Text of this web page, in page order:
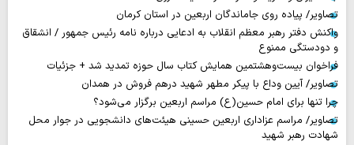
تصاویر/ پیاده روی جاماندگان اربعین در استان کرمان
واکنش دفتر رهبر معظم انقلاب به ادعایی درباره نامه رئیس جمهور / انشقاق
و دودستگی ممنوع
فراخوان بیست‌وهشتمین همایش کتاب سال حوزه تمدید شد + جزئیات
تصاویر/ آیین وداع با پیکر مطهر شهید درهم فروش در همدان
چرا تنها برای امام حسین(ع) مراسم اربعین برگزار می‌شود؟
تصاویر/ مراسم عزاداری اربعین حسینی هیئت‌های دانشجویی در جوار محل
شهادت رهبر شهید